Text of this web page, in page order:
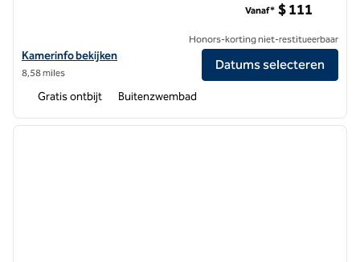
Bekijk hoteldetails voor Home2 Suites by Hilton Garden Grove
Kamerinfo bekijken
8,58 miles
Vanaf* $ 111
Honors-korting niet-restitueerbaar
Datums selecteren
Gratis ontbijt Buitenzwembad
1 van 12